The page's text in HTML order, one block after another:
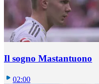
Il sogno Mastantuono
02:00